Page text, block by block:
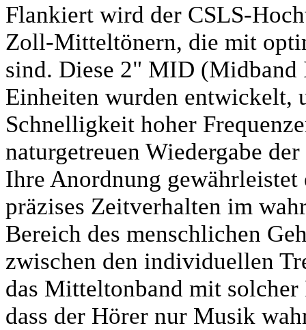
Flankiert wird der CSLS-
Zoll-Mitteltönern, die mit
sind. Diese 2" MID
Einheiten wurden entwickelt,
Schnelligkeit hoher
naturgetreuen Wiedergabe
Ihre Anordnung
präzises Zeitverhalten im
Bereich des menschlichen
zwischen den individuellen
das Mitteltonband mit
dass der Hörer nur Musik